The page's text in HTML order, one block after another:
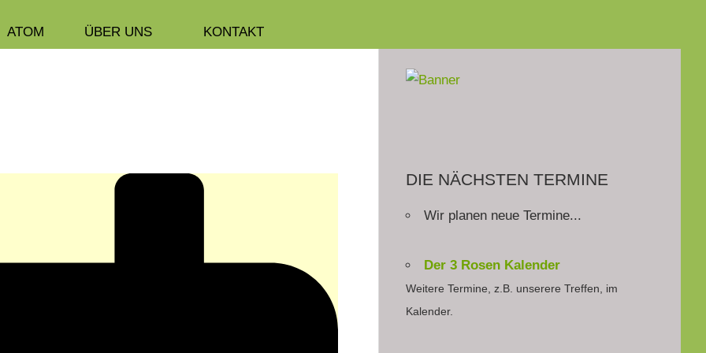
ATOM ÜBER UNS KONTAKT
DIE NÄCHSTEN TERMINE
Wir planen neue Termine...
Der 3 Rosen Kalender
Weitere Termine, z.B. unserere Treffen, im
Kalender.